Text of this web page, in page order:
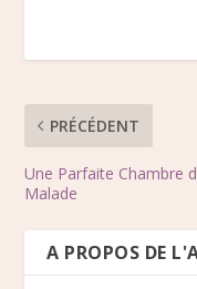
PRÉCÉDENT
Une Parfaite Chambre
Malade
A PROPOS DE